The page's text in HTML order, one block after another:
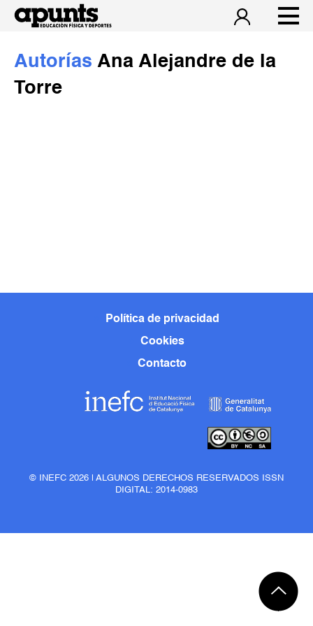
Autorías Ana Alejandre de la
Torre
Política de privacidad
Cookies
Contacto
© INEFC 2026 | ALGUNOS DERECHOS RESERVADOS ISSN
DIGITAL: 2014-0983